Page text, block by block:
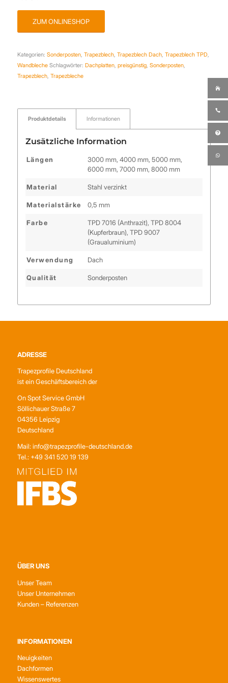
ZUM ONLINESHOP
Kategorien: Sonderposten, Trapezblech, Trapezblech Dach, Trapezblech TPD
Wandbleche Schlagwörter: Dachplatten, preisgünstig, Sonderposten,
Trapezblech, Trapezbleche
Produktdetails Informationen
Zusätzliche Information
Längen
3000 mm, 4000 mm, 5000 mm,
6000 mm, 7000 mm, 8000 mm
Material Stahl verzinkt
Materialstärke 0,5 mm
Farbe
TPD 7016 (Anthrazit), TPD 8004
(Kupferbraun), TPD 9007
(Graualuminium)
Verwendung Dach
Qualität Sonderposten
ADRESSE
Trapezprofile Deutschland
ist ein Geschäftsbereich der
On Spot Service GmbH
Söllichauer Straße 7
04356 Leipzig
Deutschland
Mail: info@trapezprofile-deutschland.de
Tel.: +49 341 520 19 139
ÜBER UNS
Unser Team
Unser Unternehmen
Kunden – Referenzen
INFORMATIONEN
Neuigkeiten
Dachformen
Wissenswertes